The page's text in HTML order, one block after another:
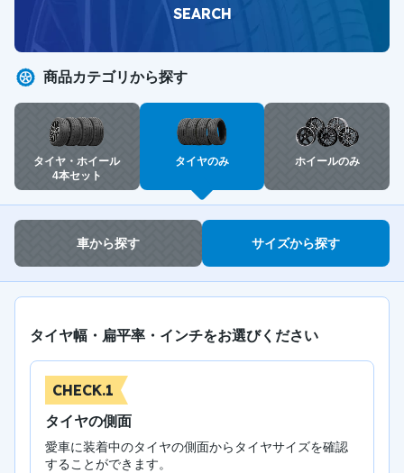
SEARCH
商品カテゴリから探す
タイヤ・ホイール
4本セット
タイヤのみ ホイールのみ
車から探す サイズから探す
タイヤ幅・扁平率・インチをお選びください
CHECK.1
タイヤの側面
愛車に装着中のタイヤの側面からタイヤサイズを確認
することができます。